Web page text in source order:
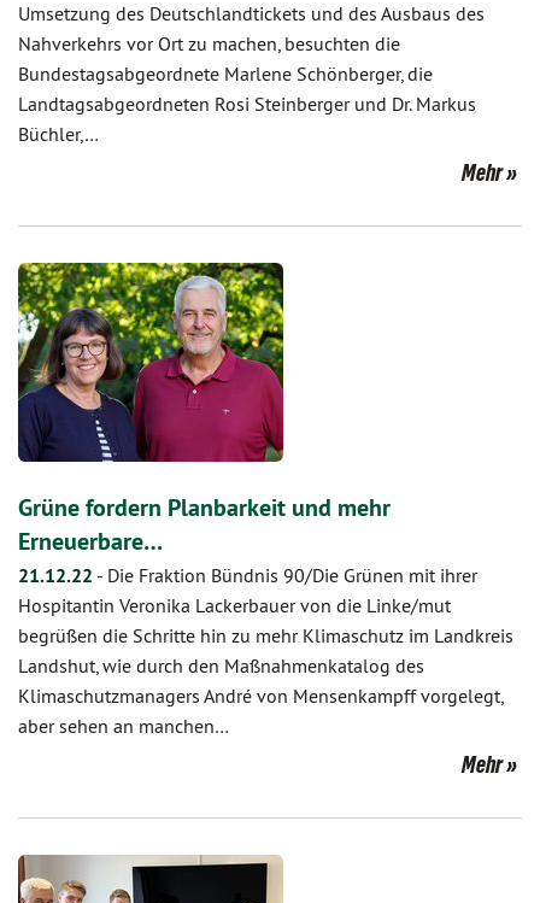
Umsetzung des Deutschlandtickets und des Ausbaus des
Nahverkehrs vor Ort zu machen, besuchten die
Bundestagsabgeordnete Marlene Schönberger, die
Landtagsabgeordneten Rosi Steinberger und Dr. Markus
Büchler,…
Mehr
Grüne fordern Planbarkeit und mehr
Erneuerbare…
21.12.22 - Die Fraktion Bündnis 90/Die Grünen mit ihrer
Hospitantin Veronika Lackerbauer von die Linke/mut
begrüßen die Schritte hin zu mehr Klimaschutz im Landkreis
Landshut, wie durch den Maßnahmenkatalog des
Klimaschutzmanagers André von Mensenkampff vorgelegt,
aber sehen an manchen…
Mehr